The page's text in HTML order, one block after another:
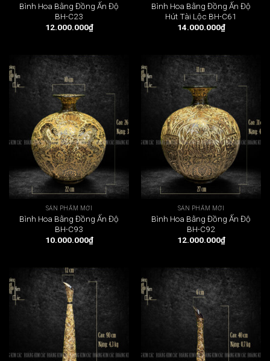
Bình Hoa Bằng Đồng Ấn Độ
BH-C23
12.000.000₫
Bình Hoa Bằng Đồng Ấn Độ
Hút Tài Lộc BH-C61
14.000.000₫
SẢN PHẨM MỚI
Bình Hoa Bằng Đồng Ấn Độ
BH-C93
10.000.000₫
SẢN PHẨM MỚI
Bình Hoa Bằng Đồng Ấn Độ
BH-C92
12.000.000₫